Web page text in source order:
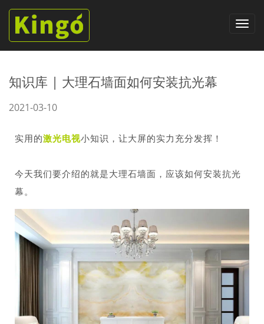
知识库 | 大理石墙面如何安装抗光幕
2021-03-10
实用的激光电视小知识，让大屏的实力充分发挥！
今天我们要介绍的就是大理石墙面，应该如何安装抗光
幕。